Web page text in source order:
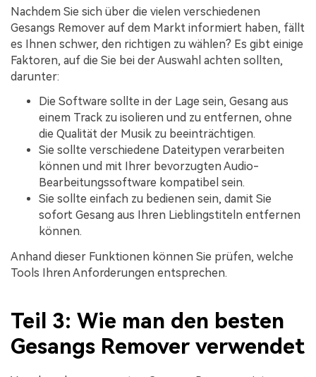
Nachdem Sie sich über die vielen verschiedenen
Gesangs Remover auf dem Markt informiert haben, fällt
es Ihnen schwer, den richtigen zu wählen? Es gibt einige
Faktoren, auf die Sie bei der Auswahl achten sollten,
darunter:
Die Software sollte in der Lage sein, Gesang aus
einem Track zu isolieren und zu entfernen, ohne
die Qualität der Musik zu beeinträchtigen.
Sie sollte verschiedene Dateitypen verarbeiten
können und mit Ihrer bevorzugten Audio-
Bearbeitungssoftware kompatibel sein.
Sie sollte einfach zu bedienen sein, damit Sie
sofort Gesang aus Ihren Lieblingstiteln entfernen
können.
Anhand dieser Funktionen können Sie prüfen, welche
Tools Ihren Anforderungen entsprechen.
Teil 3: Wie man den besten
Gesangs Remover verwendet